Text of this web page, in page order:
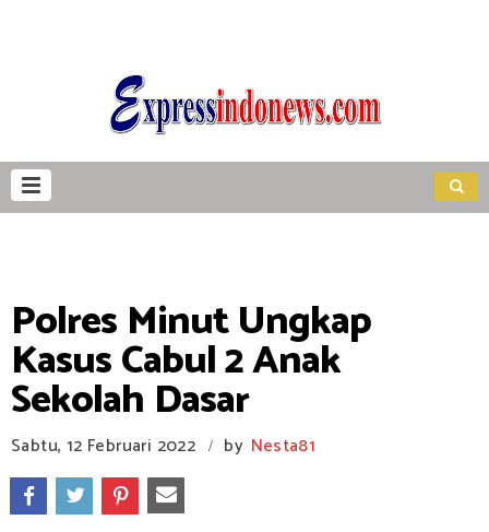
Polres Minut Ungkap
Kasus Cabul 2 Anak
Sekolah Dasar
Sabtu, 12 Februari 2022 / by Nesta81